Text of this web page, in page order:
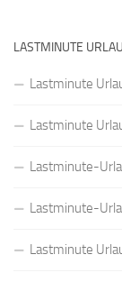
LASTMINUTE
Lastminute
Lastminute
Lastminute-
Lastminute-
Lastminute